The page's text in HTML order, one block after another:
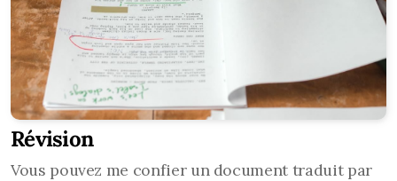
Révision
Vous pouvez me confier un document traduit par